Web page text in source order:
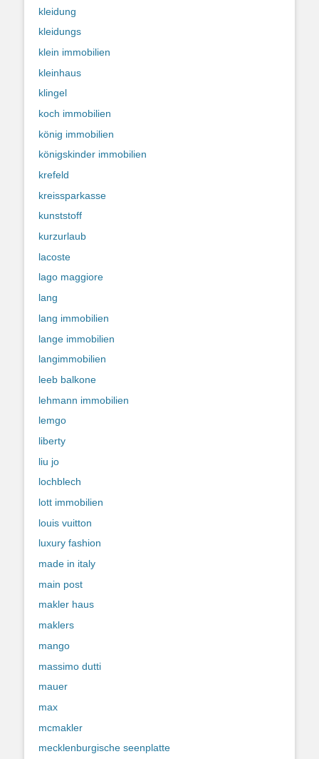
kleidung
kleidungs
klein immobilien
kleinhaus
klingel
koch immobilien
könig immobilien
königskinder immobilien
krefeld
kreissparkasse
kunststoff
kurzurlaub
lacoste
lago maggiore
lang
lang immobilien
lange immobilien
langimmobilien
leeb balkone
lehmann immobilien
lemgo
liberty
liu jo
lochblech
lott immobilien
louis vuitton
luxury fashion
made in italy
main post
makler haus
maklers
mango
massimo dutti
mauer
max
mcmakler
mecklenburgische seenplatte